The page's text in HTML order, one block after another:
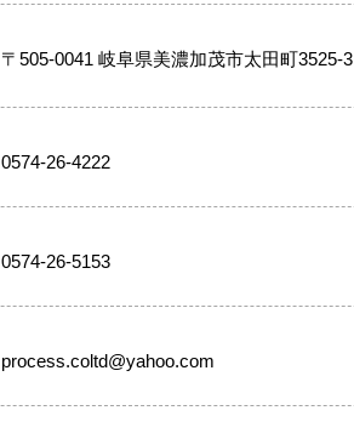
〒505-0041 岐阜県美濃加茂市太田町3525-3
0574-26-4222
0574-26-5153
process.coltd@yahoo.com